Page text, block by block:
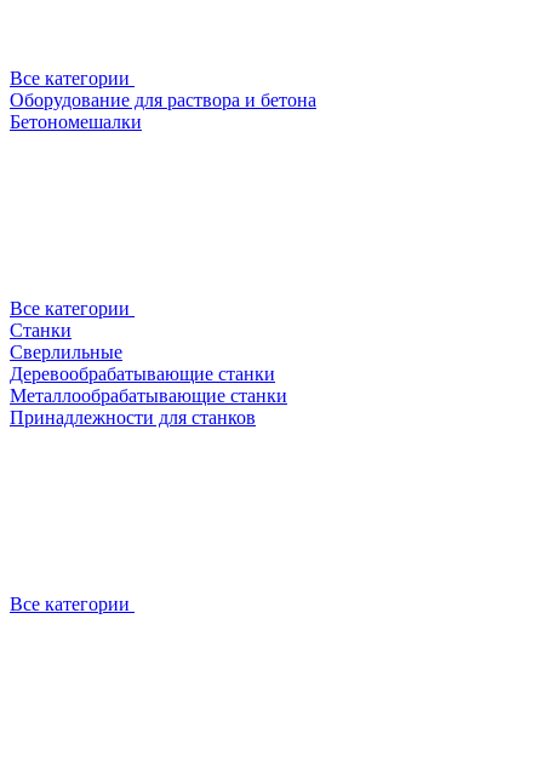
Все категории
Оборудование для раствора и бетона
Бетономешалки
Все категории
Станки
Сверлильные
Деревообрабатывающие станки
Металлообрабатывающие станки
Принадлежности для станков
Все категории